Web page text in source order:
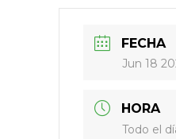
FECHA
Jun 18
HORA
Todo el